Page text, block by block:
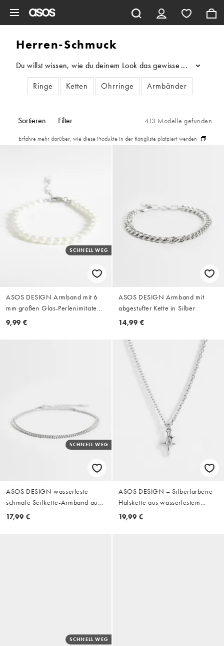
Herren-Schmuck
Du willst wissen, wie du deinem Look das gewisse Etwas
...
Ringe
Ketten Ohrringe Armbänder
Sortieren Filter 413 Modelle gefunden
Erfahre mehr darüber, wie diese Produkte in der Rangliste platziert werden
SCHNELL WEG
ASOS DESIGN Armband mit 6
mm großen Glas-Perlenimitaten
in Weiß
9,99 €
ASOS DESIGN Armband mit
abgestufter Kette in Silber
14,99 €
SCHNELL WEG
ASOS DESIGN wasserfeste
schmale Seilkette-Armband aus
Edelstahl in Silber
17,99 €
ASOS DESIGN – Silberfarbene
Halskette aus wasserfestem
Edelstahl mit zwei
19,99 €
SCHNELL WEG